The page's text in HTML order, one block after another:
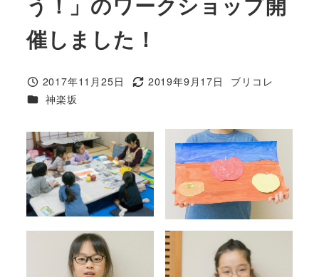
催しました！
投稿日
2017年11月25日
更新日
2019年9月17日
著
ブリコレ
カテゴリー
神楽坂